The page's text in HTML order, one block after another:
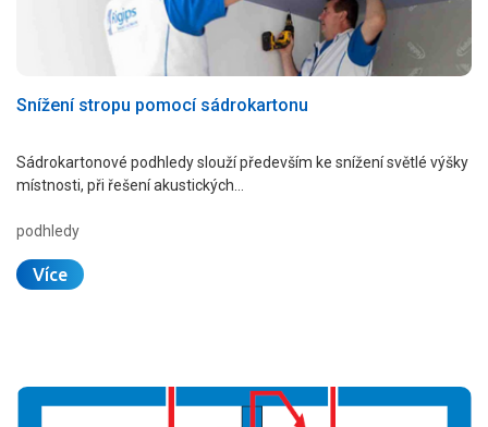
Snížení stropu pomocí sádrokartonu
Sádrokartonové podhledy slouží především ke snížení světlé výšky
místnosti, při řešení akustických…
podhledy
Více